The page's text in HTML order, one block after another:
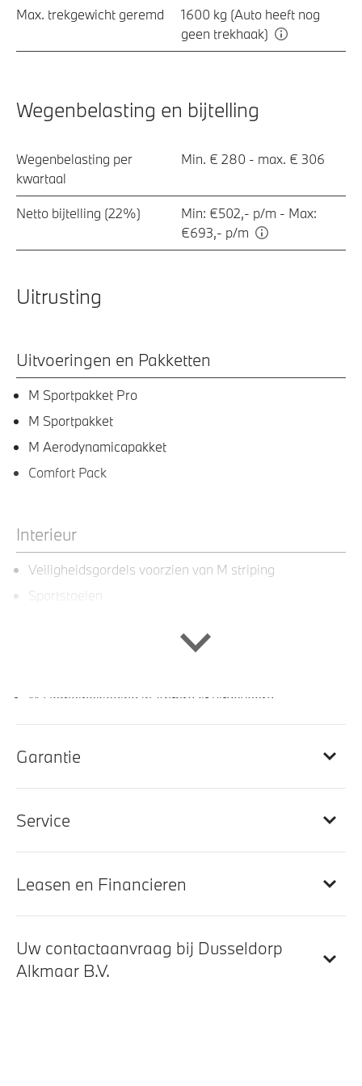
Max. trekgewicht geremd
1600 kg (Auto heeft nog
geen trekhaak)
Wegenbelasting en bijtelling
Wegenbelasting per
kwartaal
Min. € 280 - max. € 306
Netto bijtelling (22%)
Min: €502,- p/m - Max:
€693,- p/m
Uitrusting
Uitvoeringen en Pakketten
M Sportpakket Pro
M Sportpakket
M Aerodynamicapakket
Comfort Pack
Interieur
Veiligheidsgordels voorzien van M striping
Sportstoelen
M Hemelbekleding in Anthrazit uitgevoerd
M Sportstuurwiel met leder bekleed
Elektrisch verstelbare lendensteun voor bestuurder
Automatische dimmende binnenspiegel
Entertainment en communicatie
Garantie
Service
Leasen en Financieren
Uw contactaanvraag bij Dusseldorp
Alkmaar B.V.